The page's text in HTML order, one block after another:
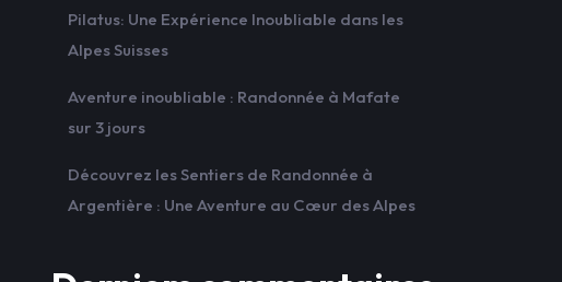
Pilatus: Une Expérience Inoubliable dans les
Alpes Suisses
Aventure inoubliable : Randonnée à Mafate
sur 3 jours
Découvrez les Sentiers de Randonnée à
Argentière : Une Aventure au Cœur des Alpes